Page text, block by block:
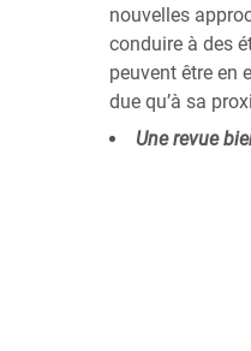
nouvelles
conduire à des
peuvent être en
due qu’à sa
Une revue